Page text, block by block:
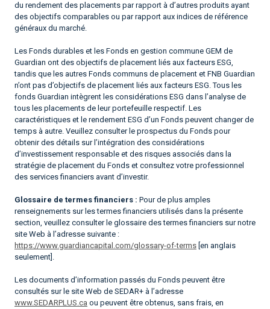
du rendement des placements par rapport à d’autres produits ayant
des objectifs comparables ou par rapport aux indices de référence
généraux du marché.
Les Fonds durables et les Fonds en gestion commune GEM de
Guardian ont des objectifs de placement liés aux facteurs ESG,
tandis que les autres Fonds communs de placement et FNB Guardian
n’ont pas d’objectifs de placement liés aux facteurs ESG. Tous les
fonds Guardian intègrent les considérations ESG dans l’analyse de
tous les placements de leur portefeuille respectif. Les
caractéristiques et le rendement ESG d’un Fonds peuvent changer de
temps à autre. Veuillez consulter le prospectus du Fonds pour
obtenir des détails sur l’intégration des considérations
d’investissement responsable et des risques associés dans la
stratégie de placement du Fonds et consultez votre professionnel
des services financiers avant d’investir.
Glossaire de termes financiers : Pour de plus amples
renseignements sur les termes financiers utilisés dans la présente
section, veuillez consulter le glossaire des termes financiers sur notre
site Web à l’adresse suivante :
https://www.guardiancapital.com/glossary-of-terms [en anglais
seulement].
Les documents d’information passés du Fonds peuvent être
consultés sur le site Web de SEDAR+ à l’adresse
www.SEDARPLUS.ca ou peuvent être obtenus, sans frais, en